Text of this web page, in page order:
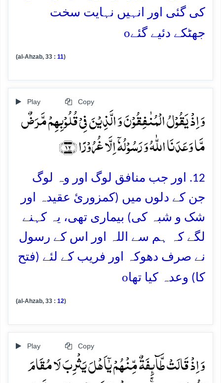
کی گئی اور انہیں نہایت سخت
جھٹکے دئیے گئےo
(al-Ahzab, 33 : 11)
Play Copy
وَ اِذۡ یَقُوۡلُ الۡمُنٰفِقُوۡنَ وَ الَّذِیۡنَ فِیۡ قُلُوۡبِہِمۡ مَّرَضٌ
مَّا وَعَدَنَا اللّٰہُ وَ رَسُوۡلُہٗۤ اِلَّا غُرُوۡرًا ﴿۱۲﴾
12. اور جب منافق لوگ اور وہ لوگ
جن کے دلوں میں (کمزورئ عقیدہ اور
شک و شبہ کی) بیماری تھی، یہ کہنے
لگے کہ ہم سے اللہ اور اس کے رسول
نے صرف دھوکہ اور فریب کے لئے (فتح
کا) وعدہ کیا تھاo
(al-Ahzab, 33 : 12)
Play Copy
وَ اِذۡ قَالَتۡ طَّآئِفَۃٌ مِّنۡہُمۡ یٰۤاَہۡلَ یَثۡرِبَ لَا مُقَامَ